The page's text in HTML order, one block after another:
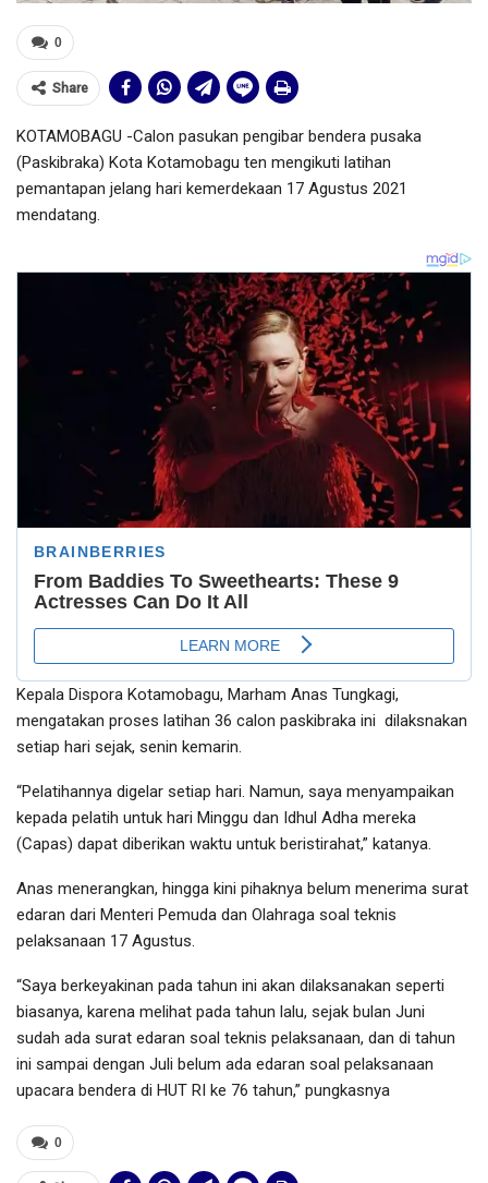
0
Share
KOTAMOBAGU -Calon pasukan pengibar bendera pusaka
(Paskibraka) Kota Kotamobagu ten mengikuti latihan
pemantapan jelang hari kemerdekaan 17 Agustus 2021
mendatang.
Kepala Dispora Kotamobagu, Marham Anas Tungkagi,
mengatakan proses latihan 36 calon paskibraka ini dilaksnakan
setiap hari sejak, senin kemarin.
“Pelatihannya digelar setiap hari. Namun, saya menyampaikan
kepada pelatih untuk hari Minggu dan Idhul Adha mereka
(Capas) dapat diberikan waktu untuk beristirahat,” katanya.
Anas menerangkan, hingga kini pihaknya belum menerima surat
edaran dari Menteri Pemuda dan Olahraga soal teknis
pelaksanaan 17 Agustus.
“Saya berkeyakinan pada tahun ini akan dilaksanakan seperti
biasanya, karena melihat pada tahun lalu, sejak bulan Juni
sudah ada surat edaran soal teknis pelaksanaan, dan di tahun
ini sampai dengan Juli belum ada edaran soal pelaksanaan
upacara bendera di HUT RI ke 76 tahun,” pungkasnya
0